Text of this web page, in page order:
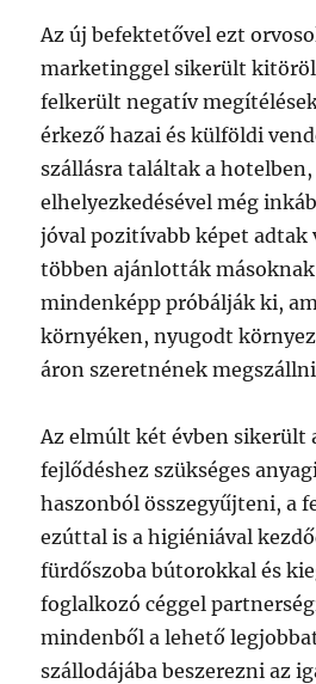
Az új befektetővel ezt
marketinggel sikerült
felkerült negatív
érkező hazai és külföldi
szállásra találtak a
elhelyezkedésével még
jóval pozitívabb képet adtak
többen ajánlották
mindenképp próbálják ki,
környéken, nyugodt
áron szeretnének
Az elmúlt két évben sikerült
fejlődéshez szükséges
haszonból összegyűjteni, a
ezúttal is a higiéniával
fürdőszoba bútorokkal és
foglalkozó céggel
mindenből a lehető
szállodájába beszerezni az